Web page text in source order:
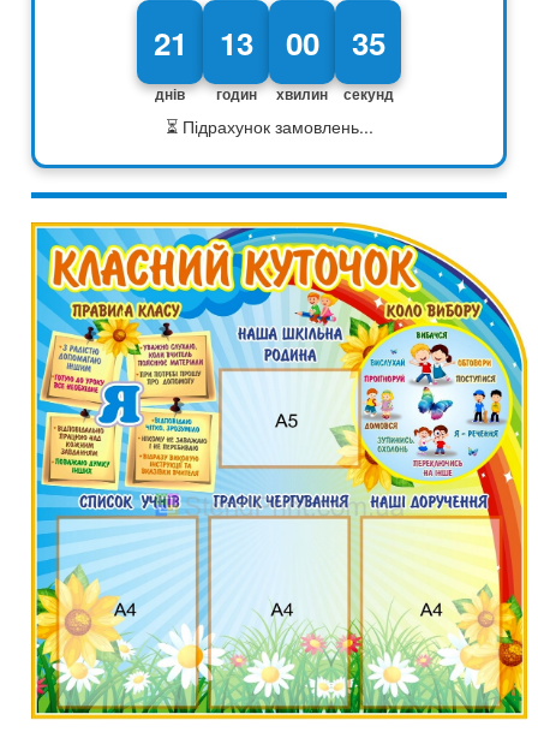
21
днів
13
годин
00
хвилин
34
секунд
⏳ Підрахунок замовлень...